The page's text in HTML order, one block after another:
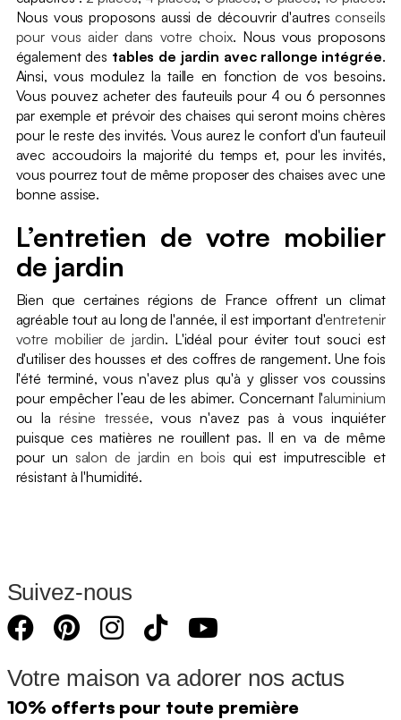
Nous vous proposons aussi de découvrir d'autresconseils
pour vous aider dans votre choix. Nous vous proposons
également des tables de jardin avec rallonge intégrée.
Ainsi, vous modulez la taille en fonction de vos besoins.
Vous pouvez acheter des fauteuils pour 4 ou 6 personnes
par exemple et prévoir des chaises qui seront moins chères
pour le reste des invités. Vous aurez le confort d'un fauteuil
avec accoudoirs la majorité du temps et, pour les invités,
vous pourrez tout de même proposer des chaises avec une
bonne assise.
L’entretien de votre mobilier
de jardin
Bien que certaines régions de France offrent un climat
agréable tout au long de l'année, il est important d'entretenir
votre mobilier de jardin. L'idéal pour éviter tout souci est
d'utiliser des housses et des coffres de rangement. Une fois
l'été terminé, vous n'avez plus qu'à y glisser vos coussins
pour empêcher l’eau de les abimer. Concernant l'aluminium
ou la résine tressée, vous n'avez pas à vous inquiéter
puisque ces matières ne rouillent pas. Il en va de même
pour un salon de jardin en bois qui est imputrescible et
résistant à l'humidité.
Suivez-nous
Votre maison va adorer nos actus
10% offerts pour toute première